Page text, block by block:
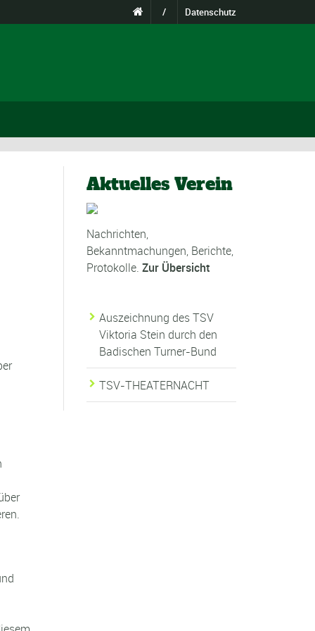
/ Datenschutz
Aktuelles Verein
Nachrichten,
Bekanntmachungen, Berichte,
Protokolle. Zur Übersicht
Auszeichnung des TSV
Viktoria Stein durch den
Badischen Turner-Bund
TSV-THEATERNACHT